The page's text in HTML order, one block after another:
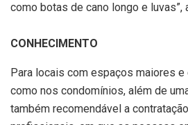
como botas de cano longo e luvas”,
CONHECIMENTO
Para locais com espaços maiores e
como nos condomínios, além de
também recomendável a